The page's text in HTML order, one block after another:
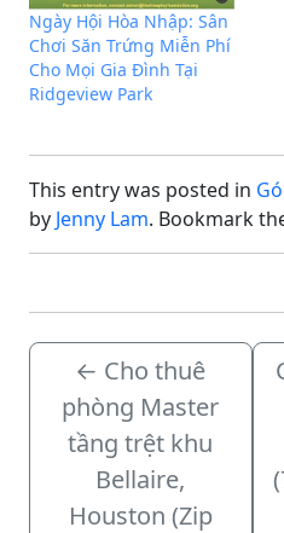
Ngày Hội Hòa Nhập: Sân
Chơi Săn Trứng Miễn Phí
Cho Mọi Gia Đình Tại
Ridgeview Park
This entry was posted in
by Jenny Lam. Bookmark
← Cho thuê
phòng Master
tầng trệt khu
Bellaire,
Houston (Zip